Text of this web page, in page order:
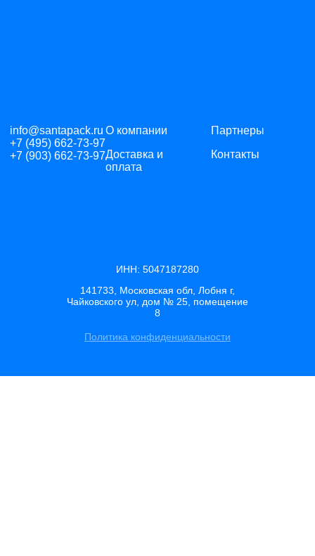
info@santapack.ru
+7 (495) 662-73-97
+7 (903) 662-73-97
О компании
Партнеры
Доставка и
оплата
Контакты
ИНН: 5047187280
141733, Московская обл, Лобня г,
Чайковского ул, дом № 25, помещение
8
Политика конфиденциальности